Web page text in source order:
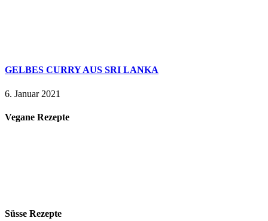
GELBES CURRY AUS SRI LANKA
6. Januar 2021
Vegane Rezepte
Süsse Rezepte